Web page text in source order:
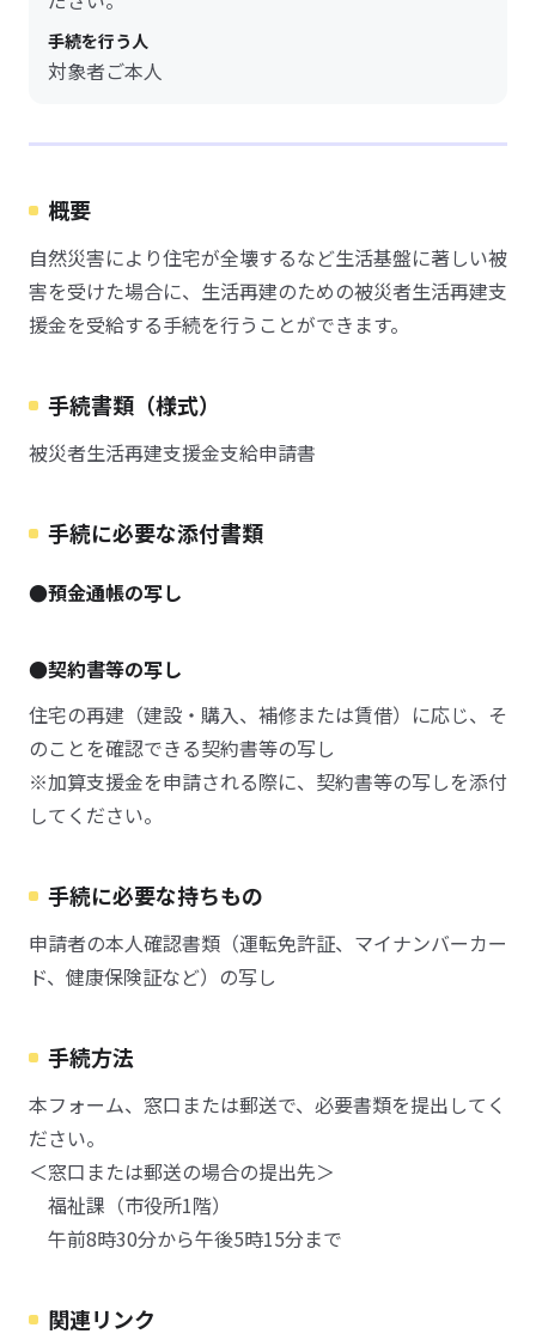
手続を行う人
対象者ご本人
概要
自然災害により住宅が全壊するなど生活基盤に著しい被
害を受けた場合に、生活再建のための被災者生活再建支
援金を受給する手続を行うことができます。
手続書類（様式）
被災者生活再建支援金支給申請書
手続に必要な添付書類
●預金通帳の写し
●契約書等の写し
住宅の再建（建設・購入、補修または賃借）に応じ、そ
のことを確認できる契約書等の写し
※加算支援金を申請される際に、契約書等の写しを添付
してください。
手続に必要な持ちもの
申請者の本人確認書類（運転免許証、マイナンバーカー
ド、健康保険証など）の写し
手続方法
本フォーム、窓口または郵送で、必要書類を提出してく
ださい。
＜窓口または郵送の場合の提出先＞
福祉課（市役所1階）
午前8時30分から午後5時15分まで
関連リンク